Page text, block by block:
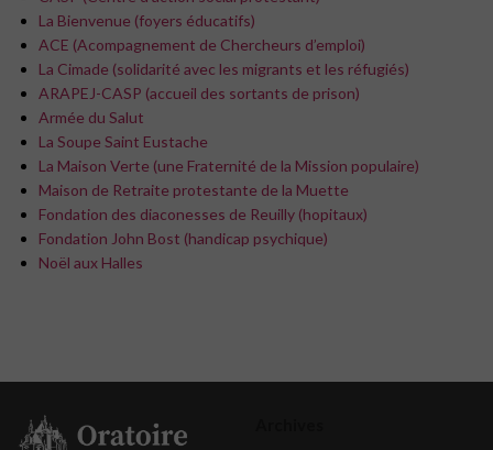
La Bienvenue (foyers éducatifs)
ACE (Acompagnement de Chercheurs d’emploi)
La Cimade (solidarité avec les migrants et les réfugiés)
ARAPEJ-CASP (accueil des sortants de prison)
Armée du Salut
La Soupe Saint Eustache
La Maison Verte (une Fraternité de la Mission populaire)
Maison de Retraite protestante de la Muette
Fondation des diaconesses de Reuilly (hopitaux)
Fondation John Bost (handicap psychique)
Noël aux Halles